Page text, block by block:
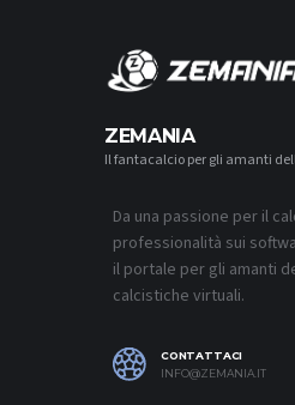
ZEMANIA
Il fantacalcio per gli amanti
Da una passione per il
professionalità sui
il portale per gli amanti
calcistiche virtuali.
CONTATTACI
INFO@ZEMANIA.IT